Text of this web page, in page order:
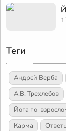
Теги
Андрей Верба
А.В. Трехлебов
Йога по-
Карма